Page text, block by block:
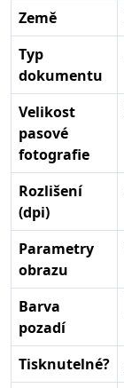
Země
Typ
dokumentu
Velikost
pasové
fotografie
Rozlišení
(dpi)
Parametry
obrazu
Barva
pozadí
Tisknutelné?